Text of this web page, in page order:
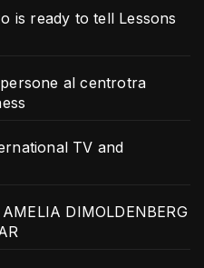
is ready to tell Lessons
al centrotra
TV and
DIMOLDENBERG